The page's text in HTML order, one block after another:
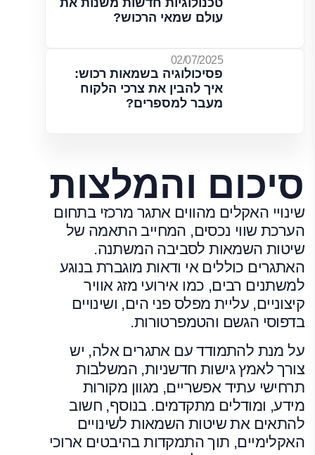
עולם שמאי הרכוש?
02/07/2025
פסיכולוגיה בשמאות רכוש:
איך להבין את צרכי הלקוח
מעבר למספרים?
סיכום והמלצות
שינויי האקלים מהווים אתגר מרכזי בתחום
הערכת שווי נכסים, המחייב התאמה של
שיטות השמאות לסביבה המשתנה.
האתגרים כוללים אי ודאות מוגברת בנוגע
למשתנים רבים, כמו אירועי מזג אוויר
קיצוניים, עליית מפלס פני הים, ושינויים
בדפוסי הגשם והטמפרטורות.
על מנת להתמודד עם אתגרים אלה, יש
צורך לאמץ גישות חדשניות, המשלבות
תרחישי עתיד אפשריים, מגוון מקורות
מידע, ומודלים מתקדמים. בנוסף, חשוב
להתאים את שיטות השמאות לשינויים
האקלימיים, תוך התמקדות בהיבטים ארוכי